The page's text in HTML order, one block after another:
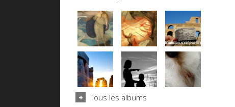
Tous les albums